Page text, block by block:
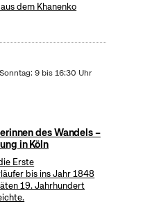
dem Khanenko
9 bis 16:30 Uhr
des Wandels –
in Köln
Erste
bis ins Jahr 1848
19. Jahrhundert